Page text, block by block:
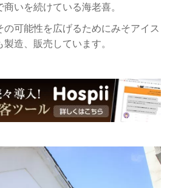
いを続けている海老喜。
可能性を広げるためにみそアイス
造、販売しています。